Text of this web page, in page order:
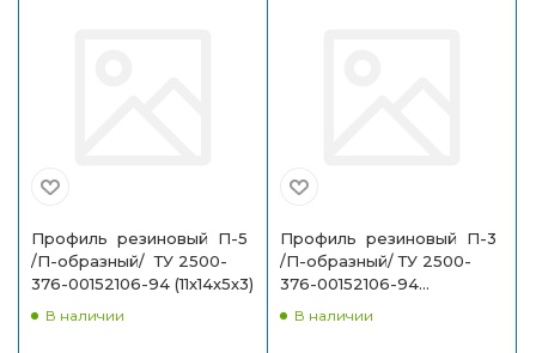
Профиль резиновый П-5
/П-образный/ ТУ 2500-
376-00152106-94 (11х14х5х3)
В наличии
Профиль резиновый П-3
/П-образный/ ТУ 2500-
376-00152106-94
В наличии